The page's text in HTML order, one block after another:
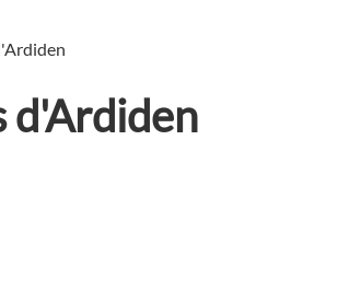
d'Ardiden